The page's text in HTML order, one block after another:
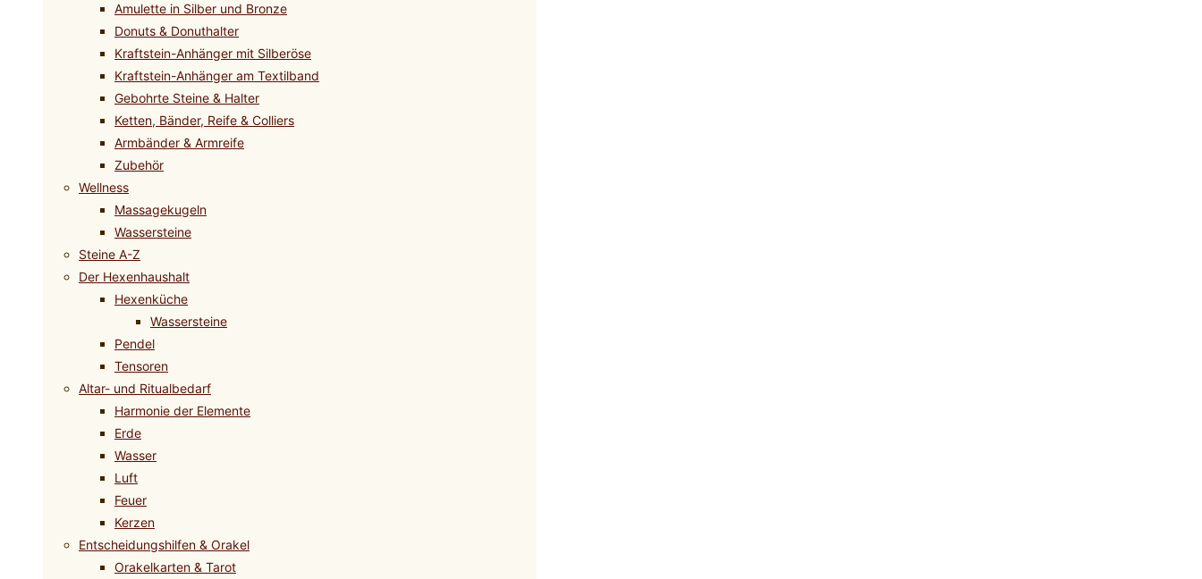
Amulette in Silber und Bronze
Donuts & Donuthalter
Kraftstein-Anhänger mit Silberöse
Kraftstein-Anhänger am Textilband
Gebohrte Steine & Halter
Ketten, Bänder, Reife & Colliers
Armbänder & Armreife
Zubehör
Wellness
Massagekugeln
Wassersteine
Steine A-Z
Der Hexenhaushalt
Hexenküche
Wassersteine
Pendel
Tensoren
Altar- und Ritualbedarf
Harmonie der Elemente
Erde
Wasser
Luft
Feuer
Kerzen
Entscheidungshilfen & Orakel
Orakelkarten & Tarot